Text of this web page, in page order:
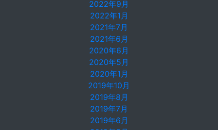
2022年9月
2022年1月
2021年7月
2021年6月
2020年6月
2020年5月
2020年1月
2019年10月
2019年8月
2019年7月
2019年6月